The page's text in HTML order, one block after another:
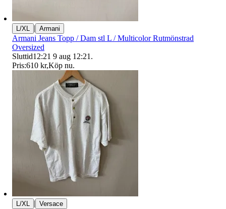
L/XL | Armani
Armani Jeans Topp / Dam stl L / Multicolor Rutmönstrad
Oversized
Sluttid12:21 9 aug 12:21 .
Pris:610 kr,Köp nu.
L/XL | Versace